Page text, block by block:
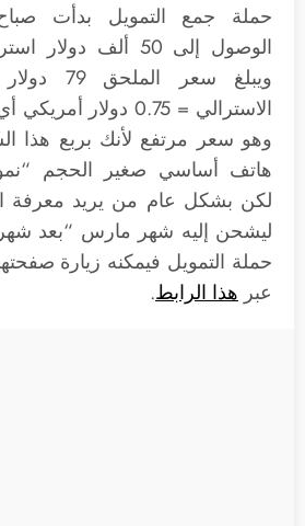
حملة جمع التمويل بدأت
الوصول إلى 50 ألف
ويبلغ سعر
وهو سعر مرتفع لأنك بربع هذا
هاتف أساسي صغير الحجم
لكن بشكل عام من يريد معرفة
ليشحن إليه شهر مارس “بعد
حملة التمويل فيمكنه زيارة
عبر هذا الرابط.